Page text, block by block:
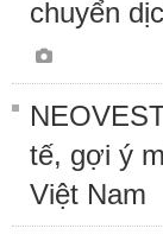
chuyển
tế, gợi ý
Việt Nam